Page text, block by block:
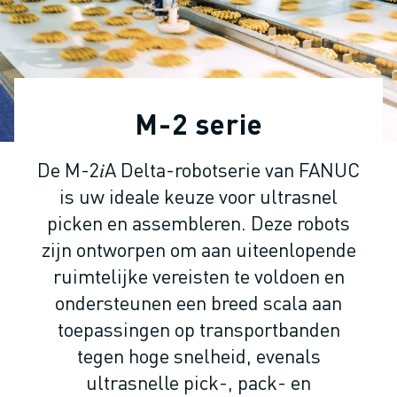
INDUSTRIËLE ROBOTS
COLLABORATIEVE ROBOTS
ROBOT AANBOD
ROBOT CONTROLLERS
ROBOT ACCESSOIRES
ROBOT SOFTWARE
ROBOTS VOOR HET ONDERWIJS
ROBOT AUTOMATISERING
BOOGLAS ROBOTS
ARTICULATED ROBOTS
ARC MATE SERIE
M-900 SERIE
DELTA ROBOTS
FOOD & CLEANROOM ROBOTS
VERFSPUIT ROBOTS
PALLETISEER ROBOTS
M-2 serie
De M-2𝑖A Delta-robotserie van FANUC
is uw ideale keuze voor ultrasnel
picken en assembleren. Deze robots
zijn ontworpen om aan uiteenlopende
ruimtelijke vereisten te voldoen en
ondersteunen een breed scala aan
toepassingen op transportbanden
tegen hoge snelheid, evenals
ultrasnelle pick-, pack- en